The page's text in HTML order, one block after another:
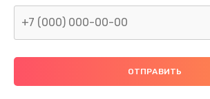
2000 руб.